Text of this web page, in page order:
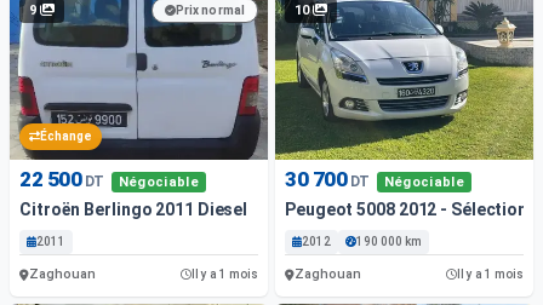
9
Échange
Prix normal
22 500 DT Négociable
Citroën Berlingo 2011 Diesel
2011
Zaghouan Il y a 1 mois
10
30 700 DT Négociable
Peugeot 5008 2012 -
2012 190 000 km
Zaghouan Il y a 1 mois